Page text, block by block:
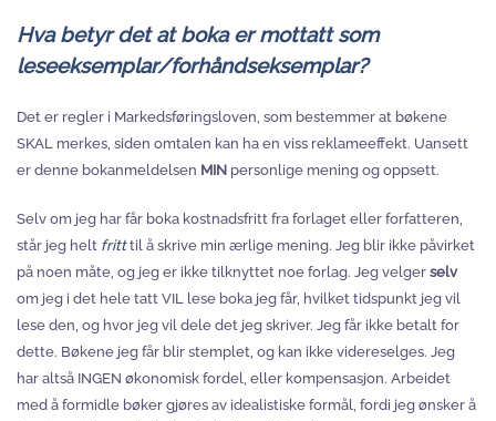
Hva betyr det at boka er mottatt som
leseeksemplar/forhåndseksemplar?
Det er regler i Markedsføringsloven, som bestemmer at bøkene
SKAL merkes, siden omtalen kan ha en viss reklameeffekt. Uansett
er denne bokanmeldelsen MIN personlige mening og oppsett.
Selv om jeg har får boka kostnadsfritt fra forlaget eller forfatteren,
står jeg helt fritttil å skrive min ærlige mening. Jeg blir ikke påvirket
på noen måte, og jeg er ikke tilknyttet noe forlag. Jeg velgerselv
om jeg i det hele tatt VIL lese boka jeg får, hvilket tidspunkt jeg vil
lese den, og hvor jeg vil dele det jeg skriver. Jeg får ikke betalt for
dette. Bøkene jeg får blir stemplet, og kan ikke videreselges. Jeg
har altså INGEN økonomisk fordel, eller kompensasjon. Arbeidet
med å formidle bøker gjøres av idealistiske formål, fordi jeg ønsker å